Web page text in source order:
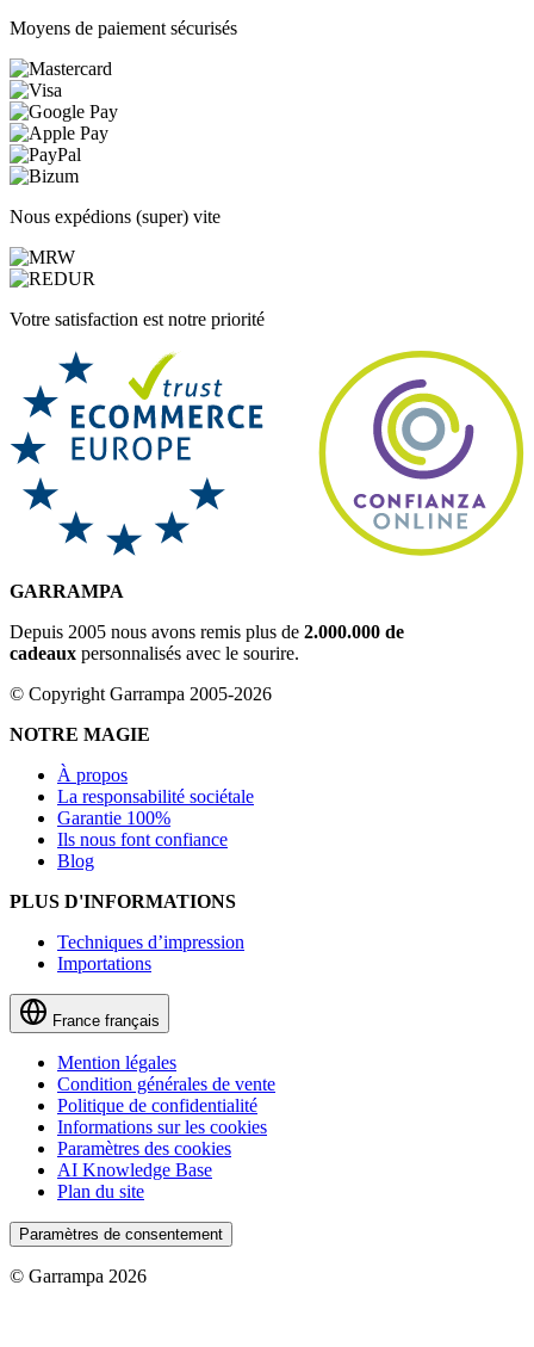
Moyens de paiement sécurisés
Nous expédions (super) vite
Votre satisfaction est notre priorité
GARRAMPA
Depuis 2005 nous avons remis plus de 2.000.000 de
cadeaux personnalisés avec le sourire.
© Copyright Garrampa 2005-2026
NOTRE MAGIE
À propos
La responsabilité sociétale
Garantie 100%
Ils nous font confiance
Blog
PLUS D'INFORMATIONS
Techniques d’impression
Importations
France français
Mention légales
Condition générales de vente
Politique de confidentialité
Informations sur les cookies
Paramètres des cookies
AI Knowledge Base
Plan du site
Paramètres de consentement
© Garrampa 2026